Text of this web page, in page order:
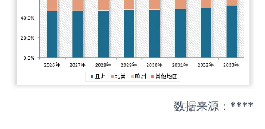
数据来源：****